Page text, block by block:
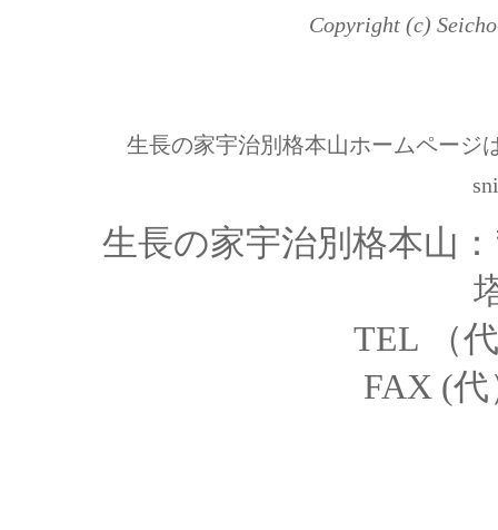
Copyright (c)
生長の家宇治別格本山ホームペー
生長の家宇治別格本山
TEL （
FAX (代